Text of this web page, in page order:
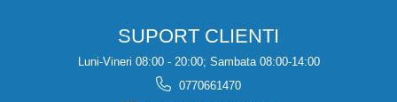
SUPORT CLIENTI
Luni-Vineri 08:00 - 20:00; Sambata 08:00-14:00
0770661470